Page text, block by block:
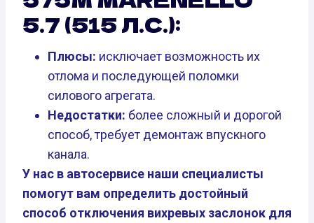
5.7 (515 Л.С.):
Плюсы: исключает возможность их
отлома и последующей поломки
силового агрегата.
Недостатки: более сложный и дорогой
способ, требует демонтаж впускного
канала.
У нас в автосервисе наши специалисты
помогут вам определить достойный
способ отключения вихревых заслонок для